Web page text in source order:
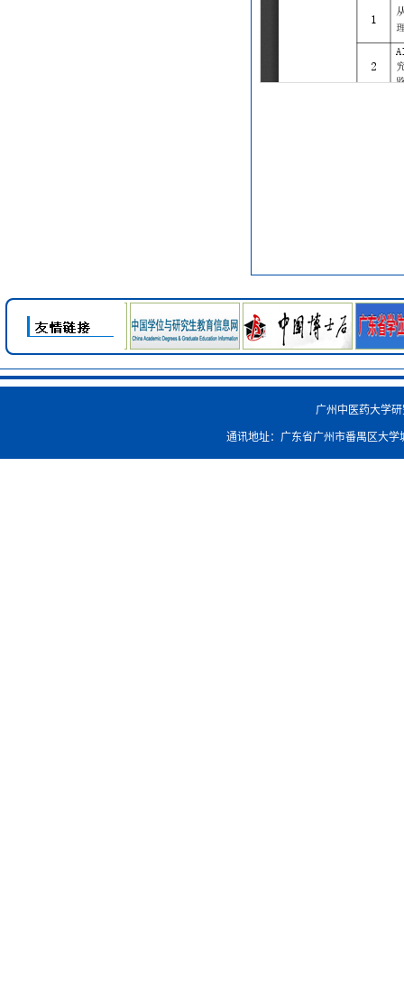
广州中医药大学
通讯地址：广东省广州市番禺区大